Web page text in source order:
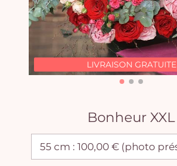
LIVRAISON GRATUITE
Bonheur XXL